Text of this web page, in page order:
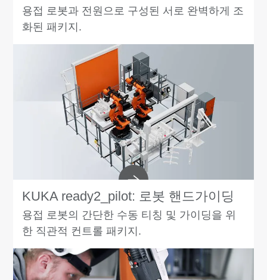
용접 로봇과 전원으로 구성된 서로 완벽하게 조
화된 패키지.
KUKA ready2_pilot: 로봇 핸드가이딩
용접 로봇의 간단한 수동 티칭 및 가이딩을 위
한 직관적 컨트롤 패키지.